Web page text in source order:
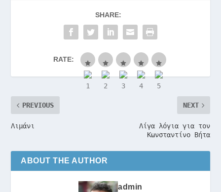
SHARE:
RATE:
PREVIOUS
Λιμάνι
NEXT
Λίγα λόγια για τον
Κωνσταντίνο Βήτα
ABOUT THE AUTHOR
admin